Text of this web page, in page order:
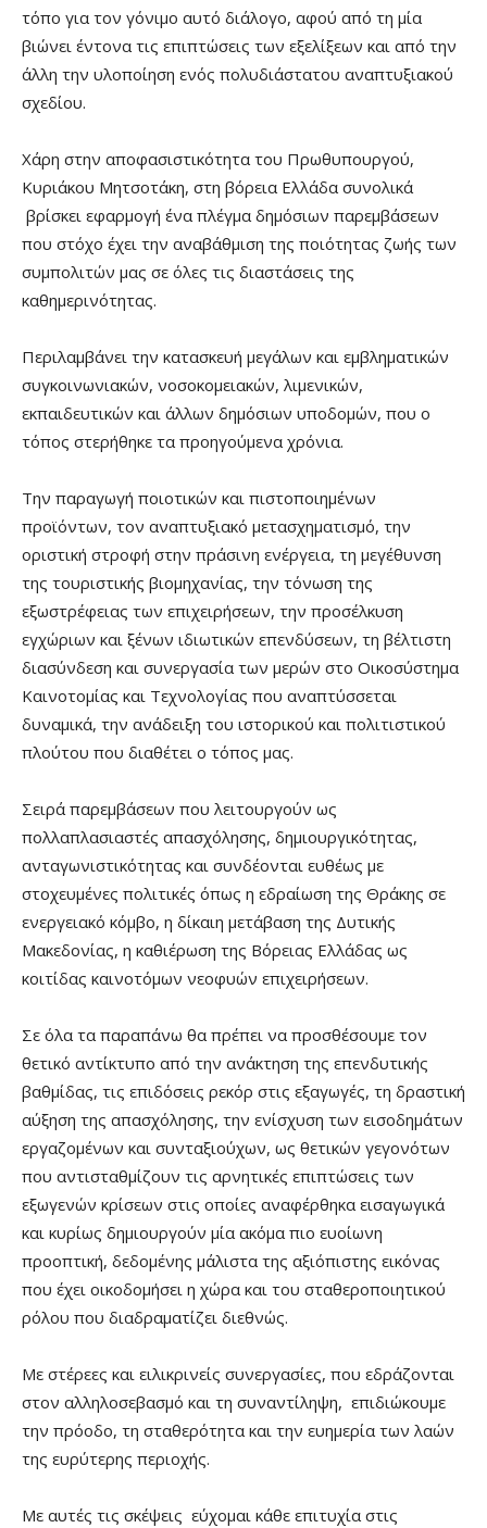
τόπο για τον γόνιμο αυτό διάλογο, αφού από τη μία
βιώνει έντονα τις επιπτώσεις των εξελίξεων και από την
άλλη την υλοποίηση ενός πολυδιάστατου αναπτυξιακού
σχεδίου.
Χάρη στην αποφασιστικότητα του Πρωθυπουργού,
Κυριάκου Μητσοτάκη, στη βόρεια Ελλάδα συνολικά
βρίσκει εφαρμογή ένα πλέγμα δημόσιων παρεμβάσεων
που στόχο έχει την αναβάθμιση της ποιότητας ζωής των
συμπολιτών μας σε όλες τις διαστάσεις της
καθημερινότητας.
Περιλαμβάνει την κατασκευή μεγάλων και εμβληματικών
συγκοινωνιακών, νοσοκομειακών, λιμενικών,
εκπαιδευτικών και άλλων δημόσιων υποδομών, που ο
τόπος στερήθηκε τα προηγούμενα χρόνια.
Την παραγωγή ποιοτικών και πιστοποιημένων
προϊόντων, τον αναπτυξιακό μετασχηματισμό, την
οριστική στροφή στην πράσινη ενέργεια, τη μεγέθυνση
της τουριστικής βιομηχανίας, την τόνωση της
εξωστρέφειας των επιχειρήσεων, την προσέλκυση
εγχώριων και ξένων ιδιωτικών επενδύσεων, τη βέλτιστη
διασύνδεση και συνεργασία των μερών στο Οικοσύστημα
Καινοτομίας και Τεχνολογίας που αναπτύσσεται
δυναμικά, την ανάδειξη του ιστορικού και πολιτιστικού
πλούτου που διαθέτει ο τόπος μας.
Σειρά παρεμβάσεων που λειτουργούν ως
πολλαπλασιαστές απασχόλησης, δημιουργικότητας,
ανταγωνιστικότητας και συνδέονται ευθέως με
στοχευμένες πολιτικές όπως η εδραίωση της Θράκης σε
ενεργειακό κόμβο, η δίκαιη μετάβαση της Δυτικής
Μακεδονίας, η καθιέρωση της Βόρειας Ελλάδας ως
κοιτίδας καινοτόμων νεοφυών επιχειρήσεων.
Σε όλα τα παραπάνω θα πρέπει να προσθέσουμε τον
θετικό αντίκτυπο από την ανάκτηση της επενδυτικής
βαθμίδας, τις επιδόσεις ρεκόρ στις εξαγωγές, τη δραστική
αύξηση της απασχόλησης, την ενίσχυση των εισοδημάτων
εργαζομένων και συνταξιούχων, ως θετικών γεγονότων
που αντισταθμίζουν τις αρνητικές επιπτώσεις των
εξωγενών κρίσεων στις οποίες αναφέρθηκα εισαγωγικά
και κυρίως δημιουργούν μία ακόμα πιο ευοίωνη
προοπτική, δεδομένης μάλιστα της αξιόπιστης εικόνας
που έχει οικοδομήσει η χώρα και του σταθεροποιητικού
ρόλου που διαδραματίζει διεθνώς.
Με στέρεες και ειλικρινείς συνεργασίες, που εδράζονται
στον αλληλοσεβασμό και τη συναντίληψη, επιδιώκουμε
την πρόοδο, τη σταθερότητα και την ευημερία των λαών
της ευρύτερης περιοχής.
Με αυτές τις σκέψεις εύχομαι κάθε επιτυχία στις